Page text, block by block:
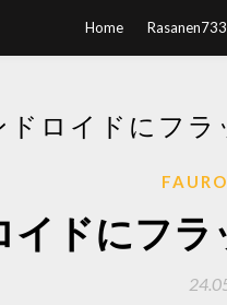
Home
ドロイドにフラ
イドにフ